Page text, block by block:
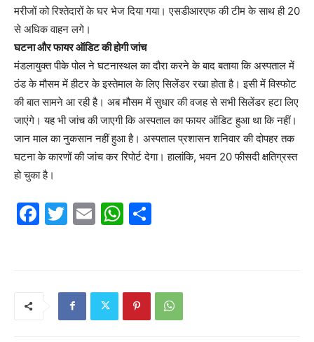
मरीजों को रिश्तेदारों के घर भेज दिया गया। एसडीआरएफ की टीम के साथ ही 20
से अधिक वाहन लगे।
घटना और फायर ऑडिट की होगी जांच
मंडलायुक्त पीके पोल ने घटनास्थल का दौरा करने के बाद बताया कि अस्पताल में
ठंड के मौसम में हीटर के इस्तेमाल के लिए सिलेंडर रखा होता है। इसी में विस्फोट
की बात सामने आ रही है। अब मौसम में सुधार की वजह से सभी सिलेंडर हटा लिए
जाएंगे। यह भी जांच की जाएगी कि अस्पताल का फायर ऑडिट हुआ था कि नहीं।
जान माल का नुकसान नहीं हुआ है। अस्पताल प्रशासन शनिवार की दोपहर तक
घटना के कारणों की जांच कर रिपोर्ट देगा। हालांकि, भवन 20 फीसदी क्षतिग्रस्त
हो चुका है।
F
T
E
W
A
p